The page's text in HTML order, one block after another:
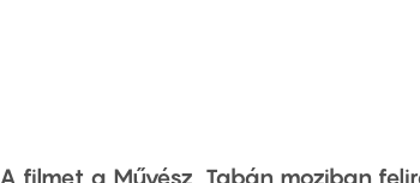
A filmet a Művész, Tabán moziban